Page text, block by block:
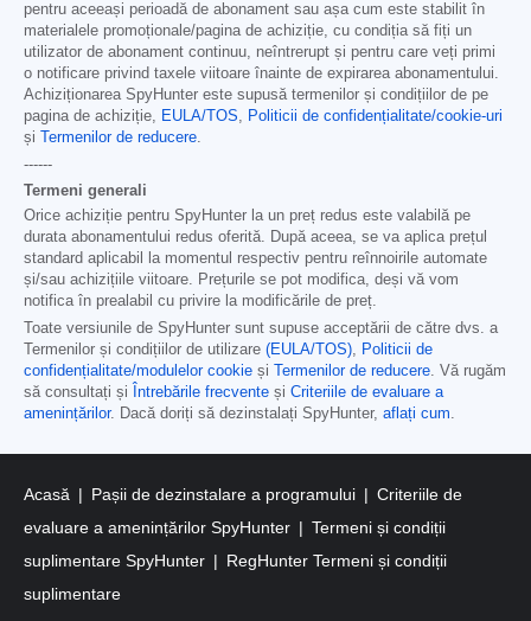
pentru aceeași perioadă de abonament sau așa cum este stabilit în
materialele promoționale/pagina de achiziție, cu condiția să fiți un
utilizator de abonament continuu, neîntrerupt și pentru care veți primi
o notificare privind taxele viitoare înainte de expirarea abonamentului.
Achiziționarea SpyHunter este supusă termenilor și condițiilor de pe
pagina de achiziție, EULA/TOS, Politicii de confidențialitate/cookie-uri
și
Termenilor de reducere.
------
Termeni generali
Orice achiziție pentru SpyHunter la un preț redus este valabilă pe
durata abonamentului redus oferită. După aceea, se va aplica prețul
standard aplicabil la momentul respectiv pentru reînnoirile automate
și/sau achizițiile viitoare. Prețurile se pot modifica, deși vă vom
notifica în prealabil cu privire la modificările de preț.
Toate versiunile de SpyHunter sunt supuse acceptării de către dvs. a
Termenilor și condițiilor de utilizare (EULA/TOS), Politicii de
confidențialitate/modulelor cookie și Termenilor de reducere. Vă rugăm
să consultați și
Întrebările frecvente și Criteriile de evaluare a
amenințărilor. Dacă doriți să dezinstalați SpyHunter, aflați cum.
Acasă Pașii de dezinstalare a programului
Criteriile de
evaluare a amenințărilor SpyHunter
Termeni și condiții
suplimentare SpyHunter
RegHunter Termeni și condiții
suplimentare